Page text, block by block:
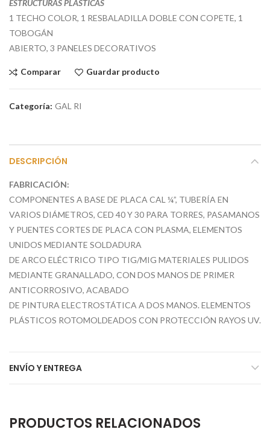
ESTRUCTURAS PLÁSTICAS
1 TECHO COLOR, 1 RESBALADILLA DOBLE CON COPETE, 1
TOBOGÁN
ABIERTO, 3 PANELES DECORATIVOS
Comparar Guardar producto
Categoría: GAL RI
DESCRIPCIÓN
FABRICACIÓN:
COMPONENTES A BASE DE PLACA CAL ¼”, TUBERÍA EN
VARIOS DIÁMETROS, CED 40 Y 30 PARA TORRES, PASAMANOS
Y PUENTES CORTES DE PLACA CON PLASMA, ELEMENTOS
UNIDOS MEDIANTE SOLDADURA
DE ARCO ELÉCTRICO TIPO TIG/MIG MATERIALES PULIDOS
MEDIANTE GRANALLADO, CON DOS MANOS DE PRIMER
ANTICORROSIVO, ACABADO
DE PINTURA ELECTROSTÁTICA A DOS MANOS. ELEMENTOS
PLÁSTICOS ROTOMOLDEADOS CON PROTECCIÓN RAYOS UV.
ENVÍO Y ENTREGA
PRODUCTOS RELACIONADOS